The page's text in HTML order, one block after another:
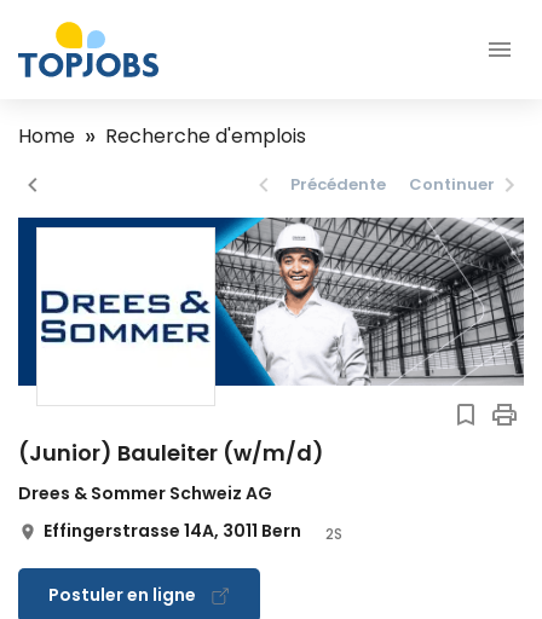
Home Recherche d'emplois
Précédente Continuer
(Junior) Bauleiter (w/m/d)
Drees & Sommer Schweiz AG
Effingerstrasse 14A, 3011 Bern
2S
Postuler en ligne